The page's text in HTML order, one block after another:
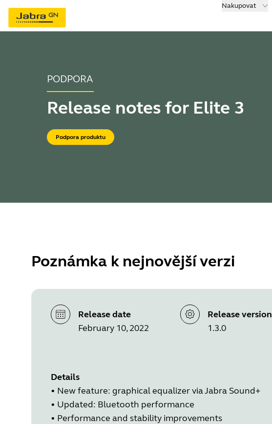
Nakupovat
PODPORA
Release notes for Elite 3
Podpora produktu
Poznámka k nejnovější verzi
Release date
February 10, 2022
Release version
1.3.0
Details
• New feature: graphical equalizer via Jabra Sound+
• Updated: Bluetooth performance
• Performance and stability improvements